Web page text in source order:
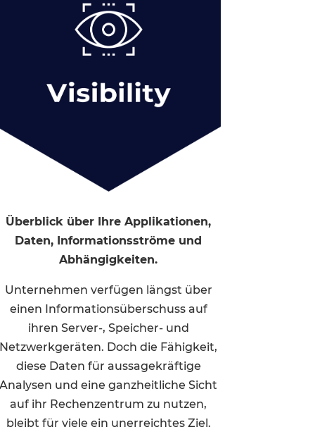
Überblick über Ihre Applikationen,
Daten, Informationsströme und
Abhängigkeiten.
Unternehmen verfügen längst über
einen Informationsüberschuss auf
ihren Server-, Speicher- und
Netzwerkgeräten. Doch die Fähigkeit,
diese Daten für aussagekräftige
Analysen und eine ganzheitliche Sicht
auf ihr Rechenzentrum zu nutzen,
bleibt für viele ein unerreichtes Ziel.